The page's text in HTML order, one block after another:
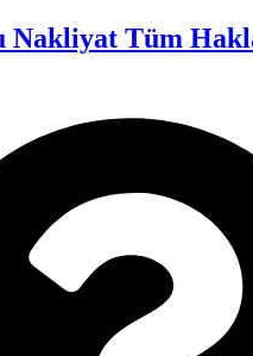
Nakliyat Tüm